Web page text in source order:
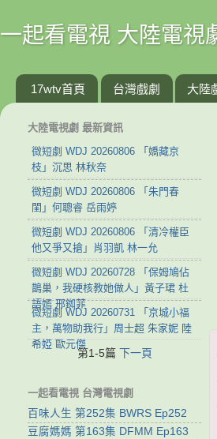
一起看電視 大陸電視
17wtv首頁 台灣戲劇 大陸
大陸電視劇 最新資訊
微短劇 WDJ 20260806 「嬌藏京
枝」沉思 林秋奈
微短劇 WDJ 20260806 「朱門春
閨」何聰睿 岳雨婷
微短劇 WDJ 20260806 「清冷權臣
他又爭又搶」肖羽凱 林一允
微短劇 WDJ 20260728 「保姆鳩佔
鵲巢，我硬核教她做人」黃子珺 杜
語嫣 邢銣菲
微短劇 WDJ 20260731 「京城小福
主，萬物助我行」周士超 朱家妮 陸
希婭 歐元傑
第1-5篇 下一頁
一起看電視 台灣電視劇
百味人生 第252集 BWRS Ep252
豆腐媽媽 第163集 DFMM Ep163